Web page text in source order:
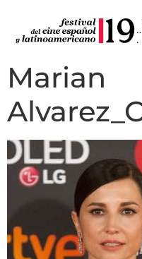
Marian